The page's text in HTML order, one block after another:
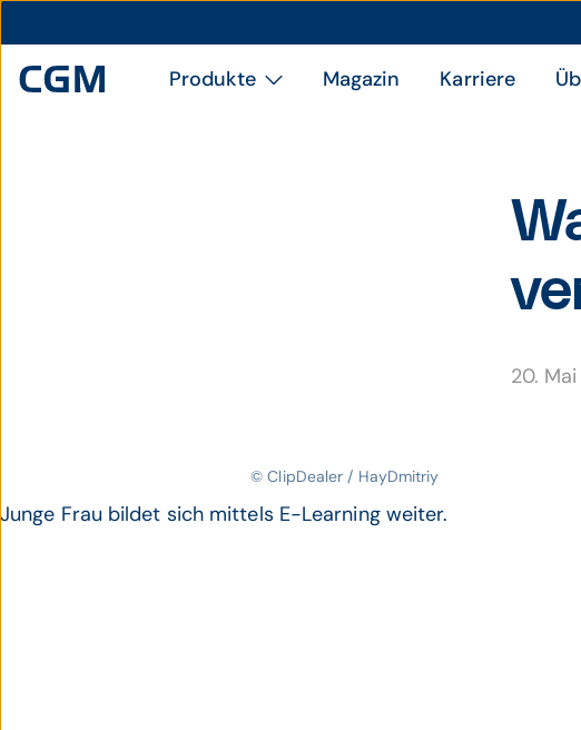
Produkte Magazin Karriere
20.
© ClipDealer / HayDmitriy
Junge Frau bildet sich mittels E-Learning weiter.